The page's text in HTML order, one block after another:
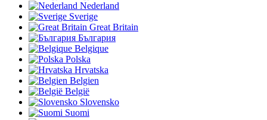
Nederland
Sverige
Great Britain
България
Belgique
Polska
Hrvatska
Belgien
België
Slovensko
Suomi